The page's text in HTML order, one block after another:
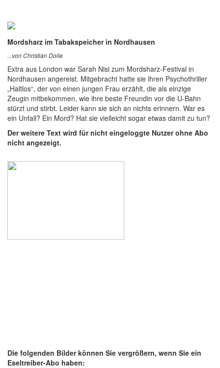
Mordsharz im Tabakspeicher in Nordhausen
...von Christian Dolle
Extra aus London war Sarah Nisi zum Mordsharz-Festival in
Nordhausen angereist. Mitgebracht hatte sie ihren Psychothriller
„Haltlos“, der von einen jungen Frau erzählt, die als einzige
Zeugin mitbekommen, wie ihre beste Freundin vor die U-Bahn
stürzt und stirbt. Leider kann sie sich an nichts erinnern. War es
ein Unfall? Ein Mord? Hat sie vielleicht sogar etwas damit zu tun?
Der weitere Text wird für nicht eingeloggte Nutzer ohne Abo
nicht angezeigt.
Die folgenden Bilder können Sie vergrößern, wenn Sie ein
Eseltreiber-Abo haben: